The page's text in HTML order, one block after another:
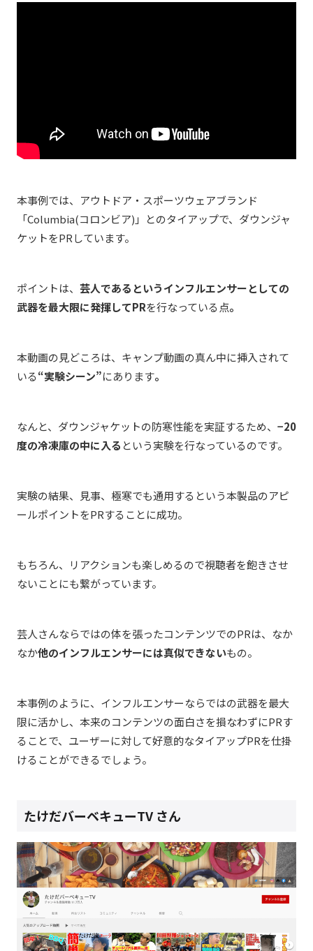
本事例では、アウトドア・スポーツウェアブランド
「Columbia(コロンビア)」とのタイアップで、ダウンジャ
ケットをPRしています。
ポイントは、 芸人であるというインフルエンサーとしての
武器を最大限に発揮してPRを行なっている点。
本動画の見どころは、キャンプ動画の真ん中に挿入されて
いる“実験シーン”にあります。
なんと、ダウンジャケットの防寒性能を実証するため、 −20
度の冷凍庫の中に入る という実験を行なっているのです。
実験の結果、見事、極寒でも通用するという本製品のアピ
ールポイントをPRすることに成功。
もちろん、リアクションも楽しめるので視聴者を飽きさせ
ないことにも繋がっています。
芸人さんならではの体を張ったコンテンツでのPRは、なか
なか他のインフルエンサーには真似できないもの。
本事例のように、インフルエンサーならではの武器を最大
限に活かし、本来のコンテンツの面白さを損なわずにPRす
ることで、ユーザーに対して好意的なタイアップPRを仕掛
けることができるでしょう。
たけだバーベキューTV さん